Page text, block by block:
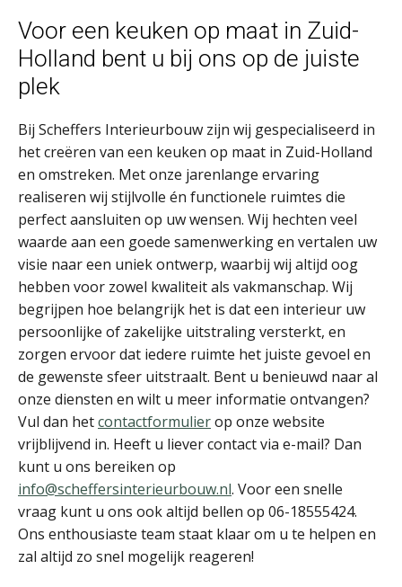
Voor een keuken op maat in Zuid-
Holland bent u bij ons op de juiste
plek
Bij Scheffers Interieurbouw zijn wij gespecialiseerd in
het creëren van een keuken op maat in Zuid-Holland
en omstreken. Met onze jarenlange ervaring
realiseren wij stijlvolle én functionele ruimtes die
perfect aansluiten op uw wensen. Wij hechten veel
waarde aan een goede samenwerking en vertalen uw
visie naar een uniek ontwerp, waarbij wij altijd oog
hebben voor zowel kwaliteit als vakmanschap. Wij
begrijpen hoe belangrijk het is dat een interieur uw
persoonlijke of zakelijke uitstraling versterkt, en
zorgen ervoor dat iedere ruimte het juiste gevoel en
de gewenste sfeer uitstraalt. Bent u benieuwd naar al
onze diensten en wilt u meer informatie ontvangen?
Vul dan hetcontactformulierop onze website
vrijblijvend in. Heeft u liever contact via e-mail? Dan
kunt u ons bereiken op
info@scheffersinterieurbouw.nl. Voor een snelle
vraag kunt u ons ook altijd bellen op 06-18555424.
Ons enthousiaste team staat klaar om u te helpen en
zal altijd zo snel mogelijk reageren!